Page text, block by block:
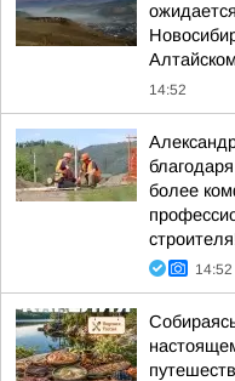
14:52
более
14:52